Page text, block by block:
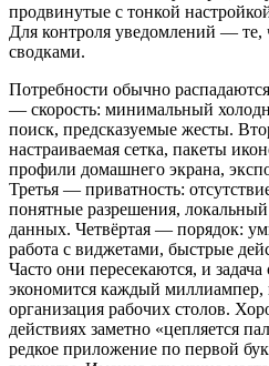
продвинутые с тонкой
Для контроля уведомлений — те,
сводками.
Потребности обычно
— скорость: минимальный
поиск, предсказуемые жесты.
настраиваемая сетка, пакеты
профили домашнего экрана,
Третья — приватность:
понятные разрешения,
данных. Четвёртая — порядок:
работа с виджетами, быстрые
Часто они пересекаются, и задача
экономится каждый миллиампер,
организация рабочих столов.
действиях заметно «цепляется
редкое приложение по первой